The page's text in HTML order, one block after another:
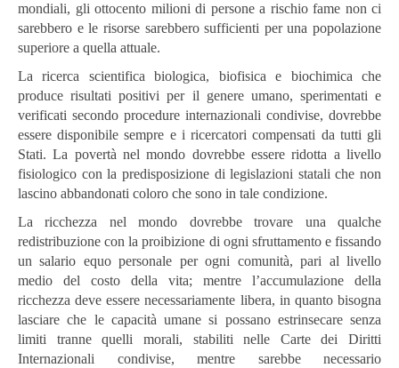
mondiali, gli ottocento milioni di persone a rischio fame non ci
sarebbero e le risorse sarebbero sufficienti per una popolazione
superiore a quella attuale.
La ricerca scientifica biologica, biofisica e biochimica che
produce risultati positivi per il genere umano, sperimentati e
verificati secondo procedure internazionali condivise, dovrebbe
essere disponibile sempre e i ricercatori compensati da tutti gli
Stati. La povertà nel mondo dovrebbe essere ridotta a livello
fisiologico con la predisposizione di legislazioni statali che non
lascino abbandonati coloro che sono in tale condizione.
La ricchezza nel mondo dovrebbe trovare una qualche
redistribuzione con la proibizione di ogni sfruttamento e fissando
un salario equo personale per ogni comunità, pari al livello
medio del costo della vita; mentre l’accumulazione della
ricchezza deve essere necessariamente libera, in quanto bisogna
lasciare che le capacità umane si possano estrinsecare senza
limiti tranne quelli morali, stabiliti nelle Carte dei Diritti
Internazionali condivise, mentre sarebbe necessario